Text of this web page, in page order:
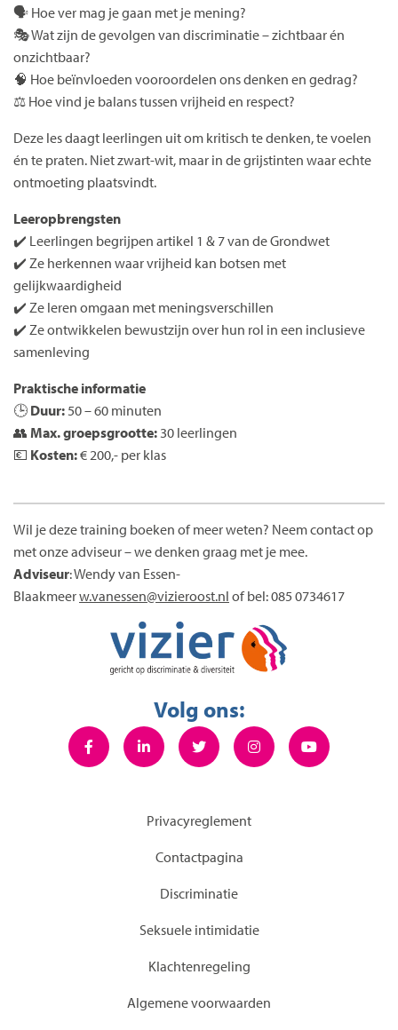
🗣️ Hoe ver mag je gaan met je mening?
🎭 Wat zijn de gevolgen van discriminatie – zichtbaar én
onzichtbaar?
🧠 Hoe beïnvloeden vooroordelen ons denken en gedrag?
⚖️ Hoe vind je balans tussen vrijheid en respect?
Deze les daagt leerlingen uit om kritisch te denken, te voelen
én te praten. Niet zwart-wit, maar in de grijstinten waar echte
ontmoeting plaatsvindt.
Leeropbrengsten
✔️ Leerlingen begrijpen artikel 1 & 7 van de Grondwet
✔️ Ze herkennen waar vrijheid kan botsen met
gelijkwaardigheid
✔️ Ze leren omgaan met meningsverschillen
✔️ Ze ontwikkelen bewustzijn over hun rol in een inclusieve
samenleving
Praktische informatie
🕒 Duur: 50 – 60 minuten
👥 Max. groepsgrootte: 30 leerlingen
💶 Kosten:€ 200,- per klas
Wil je deze training boeken of meer weten? Neem contact op
met onze adviseur – we denken graag met je mee.
Adviseur: Wendy van Essen-
Blaakmeerw.vanessen@vizieroost.nl of bel: 085 0734617
Volg ons:
Privacyreglement
Contactpagina
Discriminatie
Seksuele intimidatie
KIachtenregeling
Algemene voorwaarden